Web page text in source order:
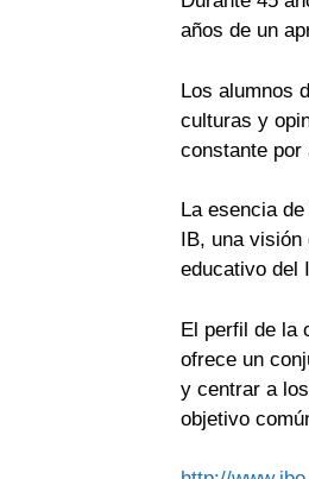
años de un
Los alumnos
culturas y
constante por
La esencia
IB, una visión
educativo del
El perfil de la
ofrece un
y centrar a
objetivo